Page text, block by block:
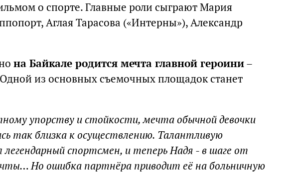
о спорте. Главные роли сыграют Мария
Аглая Тарасова («Интерны»), Александр
на Байкале родится мечта главной героини–
из основных съемочных площадок станет
упорству и стойкости, мечта обычной девочки
так близка к осуществлению. Талантливую
спортсмен, и теперь Надя - в шаге от
Но ошибка партнёра приводит её на больничную